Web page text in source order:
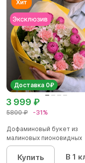
Доставка 0₽
5800 ₽ -31%
3 999 ₽
Дофаминовый букет из
малиновых пионовидных
кустовых роз...
Купить В 1